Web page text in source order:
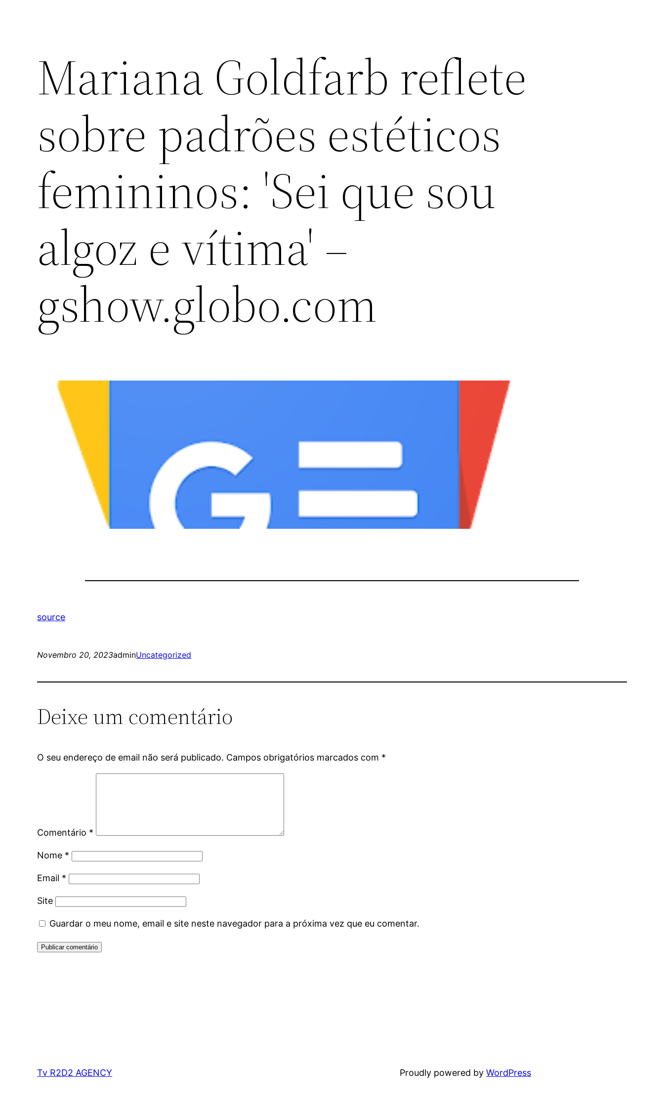
Mariana Goldfarb reflete
sobre padrões estéticos
femininos: 'Sei que sou
algoz e vítima' –
gshow.globo.com
source
Novembro 20, 2023adminUncategorized
Deixe um comentário
O seu endereço de email não será publicado. Campos obrigatórios marcados com *
Comentário *
Nome *
Email *
Site
Guardar o meu nome, email e site neste navegador para a próxima vez que eu comentar.
Tv R2D2 AGENCY Proudly powered byWordPress